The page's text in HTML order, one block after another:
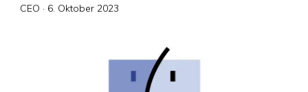
CEO · Veröffentlicht
6. Oktober 2023